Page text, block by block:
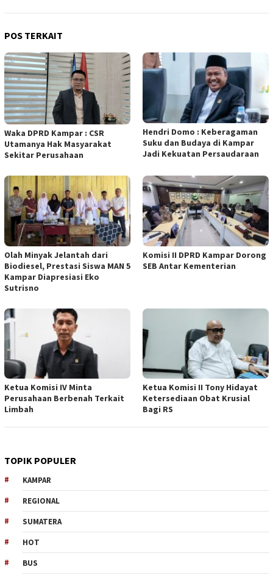
POS TERKAIT
Waka DPRD Kampar : CSR
Utamanya Hak Masyarakat
Sekitar Perusahaan
Hendri Domo : Keberagaman
Suku dan Budaya di Kampar
Jadi Kekuatan Persaudaraan
Olah Minyak Jelantah dari
Biodiesel, Prestasi Siswa MAN 5
Kampar Diapresiasi Eko
Sutrisno
Komisi II DPRD Kampar Dorong
SEB Antar Kementerian
Ketua Komisi IV Minta
Perusahaan Berbenah Terkait
Limbah
Ketua Komisi II Tony Hidayat
Ketersediaan Obat Krusial
Bagi RS
TOPIK POPULER
KAMPAR
REGIONAL
SUMATERA
HOT
BUS